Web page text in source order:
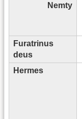
Nemty
Furatrinus
deus
Hermes